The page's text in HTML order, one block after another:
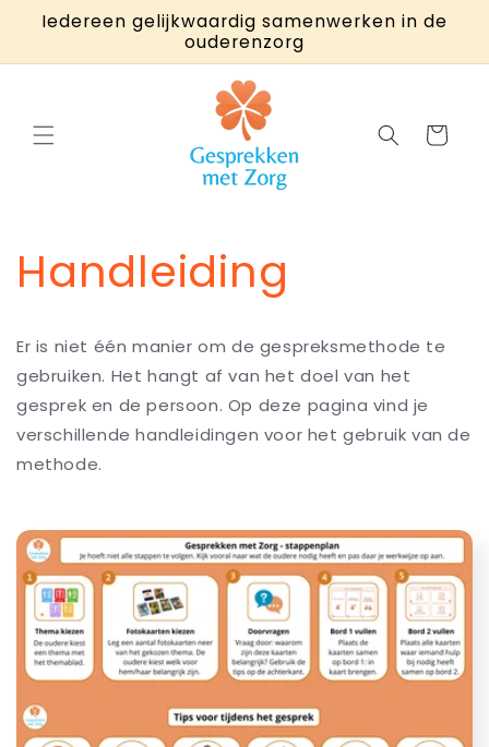
naar de
Iedereen gelijkwaardig samenwerken in de
ouderenzorg
Winkelwagen
Handleiding
Er is niet één manier om de gespreksmethode te
gebruiken. Het hangt af van het doel van het
gesprek en de persoon. Op deze pagina vind je
verschillende handleidingen voor het gebruik van de
methode.